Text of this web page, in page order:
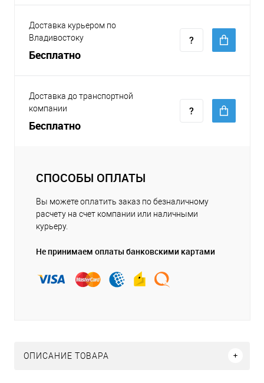
Доставка курьером по
Владивостоку
Бесплатно
Доставка до транспортной
компании
Бесплатно
СПОСОБЫ ОПЛАТЫ
Вы можете оплатить заказ по безналичному
расчету на счет компании или наличными
курьеру.
Не принимаем оплаты банковскими картами
ОПИСАНИЕ ТОВАРА